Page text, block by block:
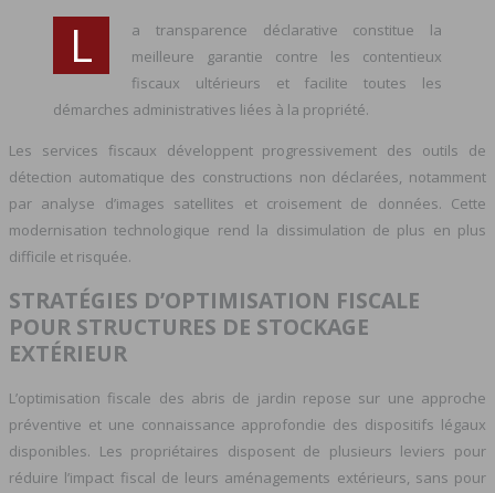
L
a transparence déclarative constitue la
meilleure garantie contre les contentieux
fiscaux ultérieurs et facilite toutes les
démarches administratives liées à la propriété.
Les services fiscaux développent progressivement des outils de
détection automatique des constructions non déclarées, notamment
par analyse d’images satellites et croisement de données. Cette
modernisation technologique rend la dissimulation de plus en plus
difficile et risquée.
STRATÉGIES D’OPTIMISATION FISCALE
POUR STRUCTURES DE STOCKAGE
EXTÉRIEUR
L’optimisation fiscale des abris de jardin repose sur une approche
préventive et une connaissance approfondie des dispositifs légaux
disponibles. Les propriétaires disposent de plusieurs leviers pour
réduire l’impact fiscal de leurs aménagements extérieurs, sans pour